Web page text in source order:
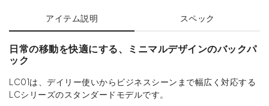
アイテム説明 スペック
日常の移動を快適にする、ミニマルデザインのバックパ
ック
LC01は、デイリー使いからビジネスシーンまで幅広く対応する
LCシリーズのスタンダードモデルです。